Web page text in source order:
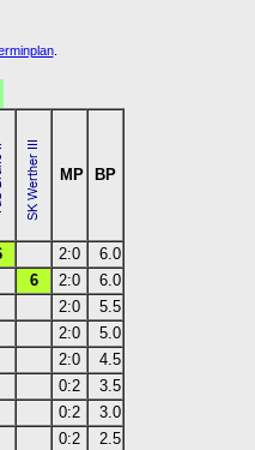
.
MP BP
2:0
6.0
6 2:0
6.0
2:0
5.5
2:0
5.0
2:0
4.5
0:2
3.5
0:2
3.0
0:2
2.5